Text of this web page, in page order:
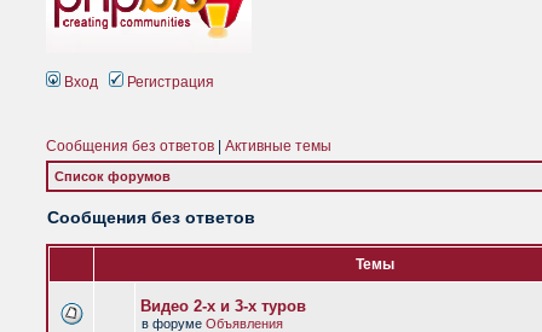
Вход Регистрация
Сообщения без ответов Активные темы
Список форумов
Сообщения без ответов
Темы
Видео 2-х и 3-х туров
в форуме Объявления